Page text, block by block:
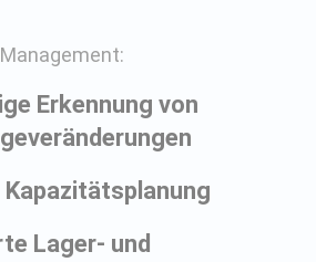
Erkennung von
Kapazitätsplanung
Lager- und